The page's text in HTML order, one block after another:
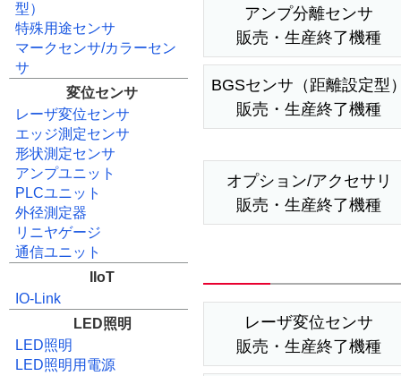
型）
特殊用途センサ
マークセンサ/カラーセン
サ
変位センサ
レーザ変位センサ
エッジ測定センサ
形状測定センサ
アンプユニット
PLCユニット
外径測定器
リニヤゲージ
通信ユニット
IIoT
IO-Link
LED照明
LED照明
LED照明用電源
アンプ分離センサ
販売・生産終了機種
BGSセンサ（距離設定型
販売・生産終了機種
オプション/アクセサリ
販売・生産終了機種
レーザ変位センサ
販売・生産終了機種